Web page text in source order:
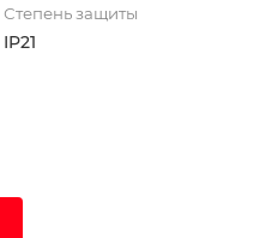
Степень защиты
IP21